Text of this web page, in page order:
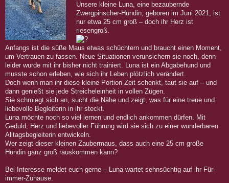
Unsere kleine Luna, eine bezaubernde
Zwergpinscher-Hündin, geboren im Juni 2021, ist
nur etwa 25 cm groß – doch ihr Herz ist
riesengroß.
Anfangs ist die süße Maus etwas schüchtern und braucht einen Moment,
um Vertrauen zu fassen. Neue Situationen verunsichern sie noch, denn
leider wurde mit ihr bisher nicht trainiert. Luna ist ein Abgabehund und
musste schon erleben, wie sich ihr Leben plötzlich verändert.
Doch wenn man ihr diese kleine Portion Zeit schenkt, taut sie auf – und
dann genießt sie jede Streicheleinheit in vollen Zügen.
Sie schmiegt sich an, sucht die Nähe und zeigt, was für eine treue und
liebevolle Begleiterin in ihr steckt.
Luna möchte noch so viel lernen und endlich ankommen dürfen. Mit
Geduld, Herz und liebevoller Führung wird sie sich zu einer wunderbaren
Alltagsbegleiterin entwickeln.
Wer zeigt dieser kleinen Zaubermaus, dass auch eine 25 cm große
Hündin ganz groß rauskommen kann?
Bei Interesse meldet euch gerne – Luna wartet sehnsüchtig auf ihr Für-
immer-Zuhause.